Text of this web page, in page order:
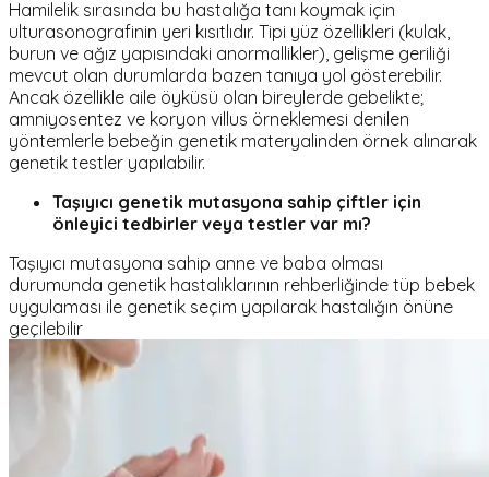
Hamilelik sırasında bu hastalığa tanı koymak için
ulturasonografinin yeri kısıtlıdır. Tipi yüz özellikleri (kulak,
burun ve ağız yapısındaki anormallikler), gelişme geriliği
mevcut olan durumlarda bazen tanıya yol gösterebilir.
Ancak özellikle aile öyküsü olan bireylerde gebelikte;
amniyosentez ve koryon villus örneklemesi denilen
yöntemlerle bebeğin genetik materyalinden örnek alınarak
genetik testler yapılabilir.
Taşıyıcı genetik mutasyona sahip çiftler için
önleyici tedbirler veya testler var mı?
Taşıyıcı mutasyona sahip anne ve baba olması
durumunda genetik hastalıklarının rehberliğinde tüp bebek
uygulaması ile genetik seçim yapılarak hastalığın önüne
geçilebilir